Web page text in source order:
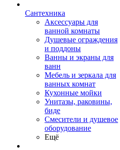
Сантехника
Аксессуары для
ванной комнаты
Душевые ограждения
и поддоны
Ванны и экраны для
ванн
Мебель и зеркала для
ванных комнат
Кухонные мойки
Унитазы, раковины,
биде
Смесители и душевое
оборудование
Ещё